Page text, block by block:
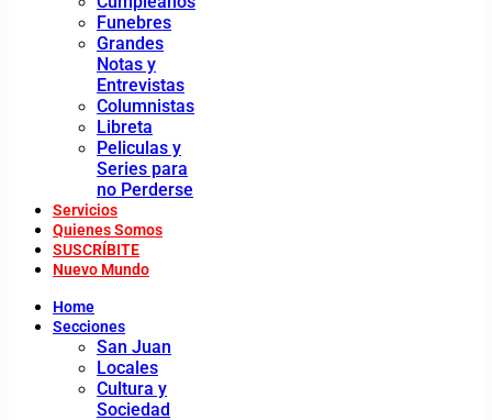
Funebres
Grandes
Notas y
Entrevistas
Columnistas
Libreta
Peliculas y
Series para
no Perderse
Servicios
Quienes Somos
SUSCRÍBITE
Nuevo Mundo
Home
Secciones
San Juan
Locales
Cultura y
Sociedad